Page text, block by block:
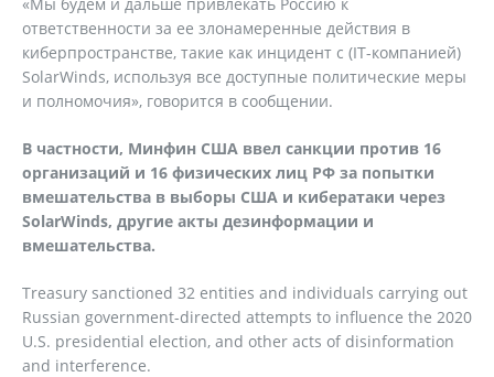
ответственности за ее злонамеренные действия в
киберпространстве, такие как инцидент с (IT-компанией)
SolarWinds, используя все доступные политические меры
и полномочия», говорится в сообщении.
В частности, Минфин США ввел санкции против 16
организаций и 16 физических лиц РФ за попытки
вмешательства в выборы США и кибератаки через
SolarWinds, другие акты дезинформации и
вмешательства.
Treasury sanctioned 32 entities and individuals carrying out
Russian government-directed attempts to influence the 2020
U.S. presidential election, and other acts of disinformation
and interference.